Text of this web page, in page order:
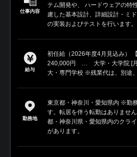
仕事内容
テム開発や、 ハードウェアの特
慮した基本設計、詳細設計・ミ
の実装およびテストを行います
給与
初任給（2026年度4月見込み）
240,000円 … 大学・大学院
大・専門学校 ※残業代は、別途
勤務地
東京都・神奈川・愛知県内 ※勤
す。転居を伴う転勤はありませ
都・神奈川県・愛知県内のクラ
があります。